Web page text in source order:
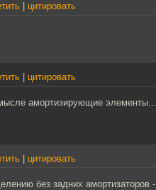
цитировать
цитировать
амортизирующие элементы...
цитировать
без задних